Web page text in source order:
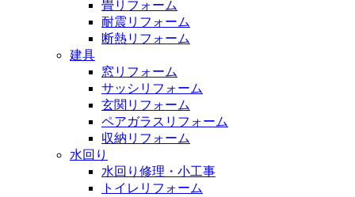
畳リフォーム
耐震リフォーム
断熱リフォーム
建具
窓リフォーム
サッシリフォーム
玄関リフォーム
ペアガラスリフォーム
収納リフォーム
水回り
水回り修理・小工事
トイレリフォーム